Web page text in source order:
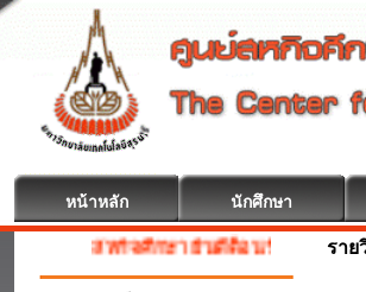
หน้าหลัก นักศึกษา
สหกิจศึกษา ยินดีต้อนรับ ราย